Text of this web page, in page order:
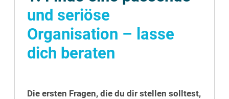
und seriöse
Organisation – lasse
dich beraten
Die ersten Fragen, die du dir stellen solltest,